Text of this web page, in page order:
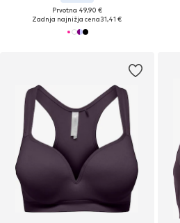
Prvotno: 49,90 €
Zadnja najnižja cena31,41 €